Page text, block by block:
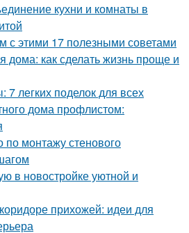
кухни и комнаты в
с этими 17 полезными советами
как сделать жизнь проще и
легких поделок для всех
дома профлистом:
по монтажу стенового
в новостройке уютной и
прихожей: идеи для